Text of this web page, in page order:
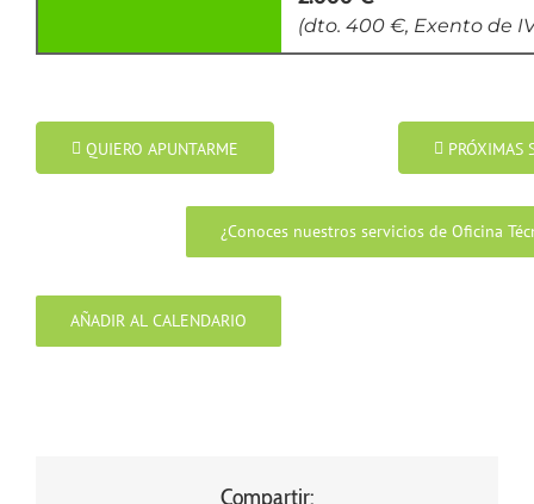
(dto. 400 €, Exento de
QUIERO APUNTARME PRÓXIMAS
¿Conoces nuestros servicios de Oficina
AÑADIR AL CALENDARIO
Compartir: